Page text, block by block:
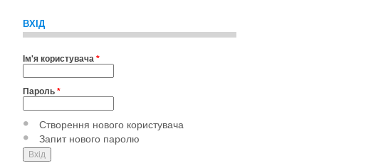
ВХІД
Ім'я користувача *
Пароль *
Створення нового користувача
Запит нового паролю